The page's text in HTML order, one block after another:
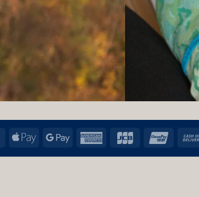
MasterCard
Apple Google AmericanJCB